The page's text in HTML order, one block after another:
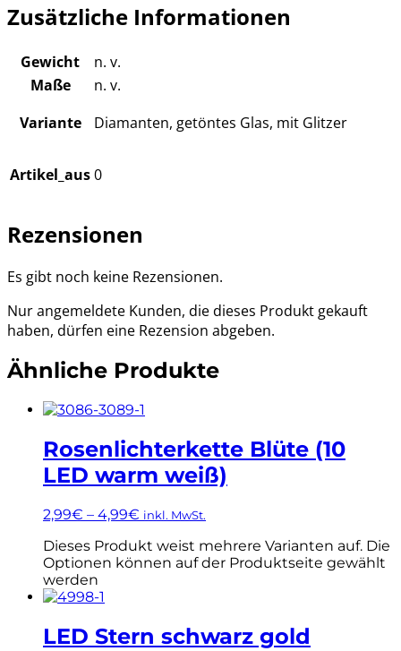
Zusätzliche Informationen
Gewicht
n. v.
Maße
n. v.
Variante
Diamanten, getöntes Glas, mit Glitzer
Artikel_aus0
Rezensionen
Es gibt noch keine Rezensionen.
Nur angemeldete Kunden, die dieses Produkt gekauft
haben, dürfen eine Rezension abgeben.
Ähnliche Produkte
Rosenlichterkette Blüte (10
LED warm weiß)
2,99€ – 4,99€ inkl. MwSt.
Dieses Produkt weist mehrere Varianten auf. Die
Optionen können auf der Produktseite gewählt
werden
LED Stern schwarz gold